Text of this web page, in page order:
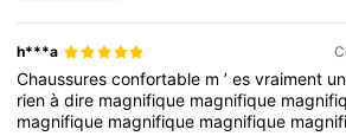
h***a
Chaussuresconfortable m’esvraiment
rienàdire magnifique magnifique
magnifique magnifique magnifique